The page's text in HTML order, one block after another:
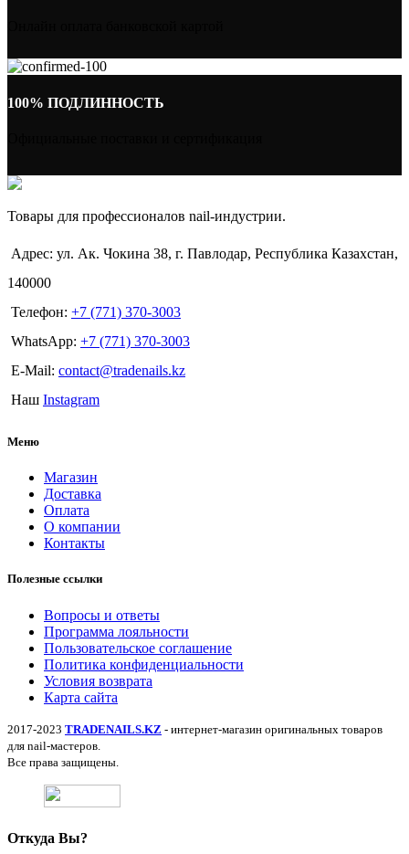
100% ПОДЛИННОСТЬ
Товары для профессионалов nail-индустрии.
Адрес: ул. Ак. Чокина 38, г. Павлодар, Республика Казахстан,
140000
Телефон: +7 (771) 370-3003
WhatsApp: +7 (771) 370-3003
E-Mail: contact@tradenails.kz
Наш Instagram
Меню
Магазин
Доставка
Оплата
О компании
Контакты
Полезные ссылки
Вопросы и ответы
Программа лояльности
Пользовательское соглашение
Политика конфиденциальности
Условия возврата
Карта сайта
2017-2023 TRADENAILS.KZ - интернет-магазин оригинальных товаров
для nail-мастеров.
Все права защищены.
Откуда Вы?